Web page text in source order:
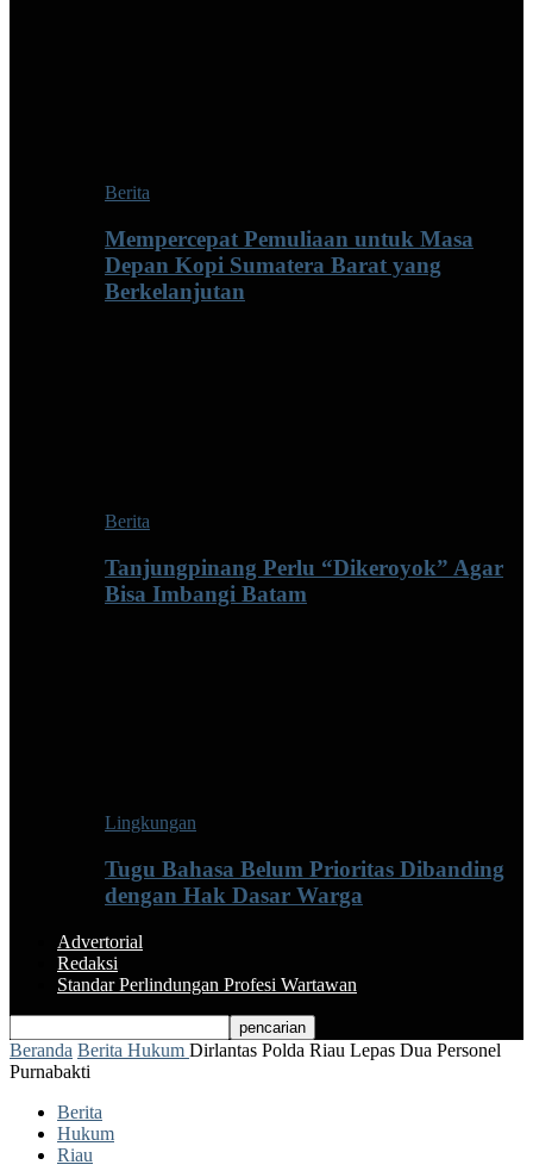
Berita
Mempercepat Pemuliaan untuk Masa
Depan Kopi Sumatera Barat yang
Berkelanjutan
Berita
Tanjungpinang Perlu “Dikeroyok” Agar
Bisa Imbangi Batam
Lingkungan
Tugu Bahasa Belum Prioritas Dibanding
dengan Hak Dasar Warga
Advertorial
Redaksi
Standar Perlindungan Profesi Wartawan
Beranda Berita Hukum Dirlantas Polda Riau Lepas Dua Personel
Purnabakti
Berita
Hukum
Riau